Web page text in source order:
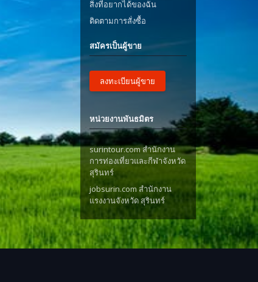
สิ่งที่อยากได้ของฉัน
ติดตามการสั่งซื้อ
สมัครเป็นผู้ขาย
ลงทะเบียนผู้ขาย
หน่วยงานพันธมิตร
surintour.com สำนักงาน
การท่องเที่ยวและกีฬาจังหวัด
สุรินทร์
jobsurin.com สำนักงาน
แรงงานจังหวัด สุรินทร์